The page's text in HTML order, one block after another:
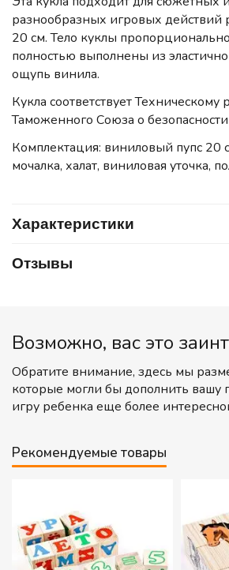
разнообразных игровых действий
20 см. Тело куклы
полностью выполнены из
ощупь винила.
Кукла соответствует Техническому
Таможенного Союза о
Комплектация: виниловый пупс 20
мочалка, халат, виниловая уточка,
Характеристики
Отзывы
Возможно, вас это
Обратите внимание, здесь мы
которые могли бы дополнить вашу
игру ребенка еще более
Рекомендуемые товары